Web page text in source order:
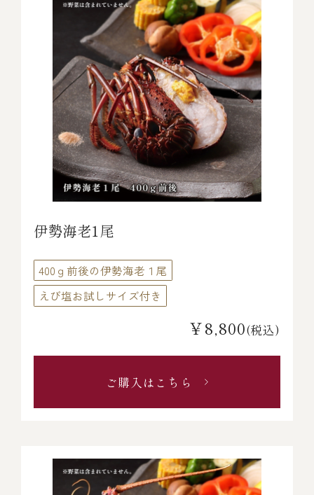
伊勢海老1尾
400ｇ前後の伊勢海老１尾
えび塩お試しサイズ付き
￥8,800(税込)
ご購入はこちら